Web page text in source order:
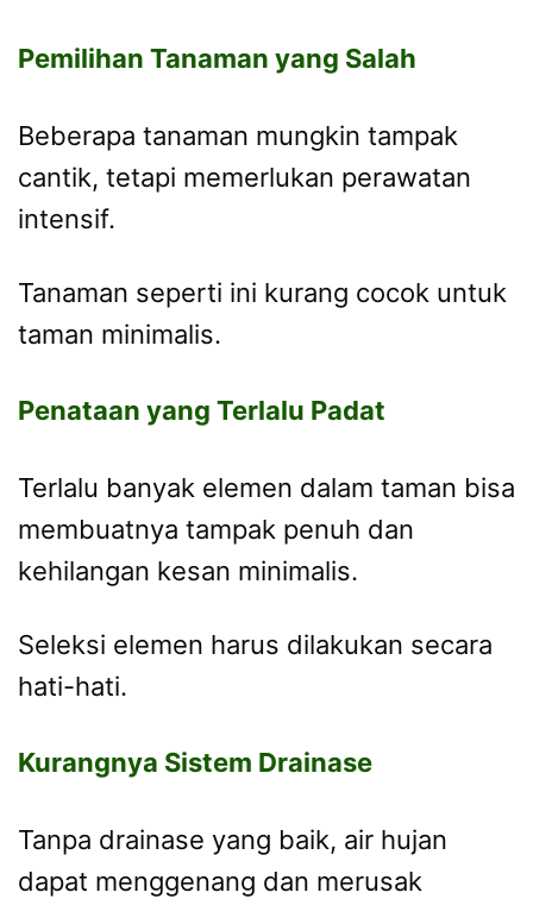
Pemilihan Tanaman yang Salah
Beberapa tanaman mungkin tampak
cantik, tetapi memerlukan perawatan
intensif.
Tanaman seperti ini kurang cocok untuk
taman minimalis.
Penataan yang Terlalu Padat
Terlalu banyak elemen dalam taman bisa
membuatnya tampak penuh dan
kehilangan kesan minimalis.
Seleksi elemen harus dilakukan secara
hati-hati.
Kurangnya Sistem Drainase
Tanpa drainase yang baik, air hujan
dapat menggenang dan merusak